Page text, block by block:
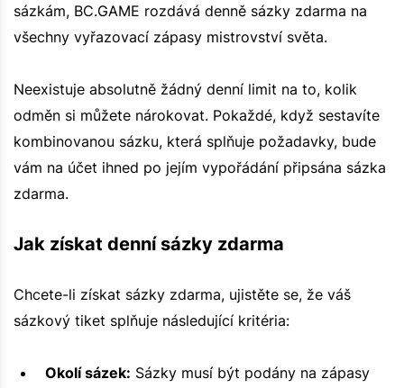
sázkám, BC.GAME rozdává denně sázky zdarma na
všechny vyřazovací zápasy mistrovství světa.
Neexistuje absolutně žádný denní limit na to, kolik
odměn si můžete nárokovat. Pokaždé, když sestavíte
kombinovanou sázku, která splňuje požadavky, bude
vám na účet ihned po jejím vypořádání připsána sázka
zdarma.
Jak získat denní sázky zdarma
Chcete-li získat sázky zdarma, ujistěte se, že váš
sázkový tiket splňuje následující kritéria:
Okolí sázek: Sázky musí být podány na zápasy